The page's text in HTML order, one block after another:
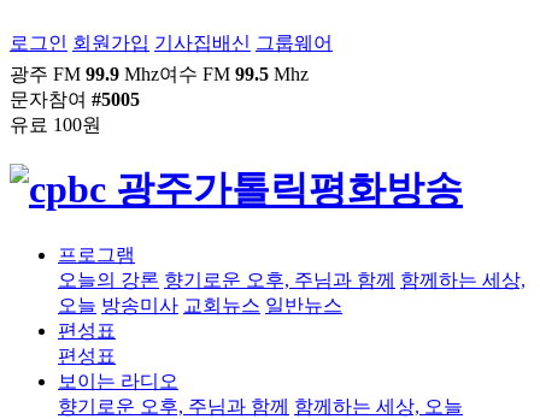
로그인 회원가입 기사집배신 그룹웨어
광주 FM 99.9 Mhz여수 FM 99.5 Mhz
문자참여 #5005
유료 100원
프로그램
오늘의 강론 향기로운 오후, 주님과 함께 함께하는 세상,
오늘 방송미사 교회뉴스 일반뉴스
편성표
편성표
보이는 라디오
향기로운 오후, 주님과 함께 함께하는 세상, 오늘